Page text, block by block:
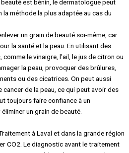
est bénin, le dermatologue peut
méthode la plus adaptée au cas du
un grain de beauté soi-même, car
la santé et la peau. En utilisant des
le vinaigre, l’ail, le jus de citron ou
la peau, provoquer des brûlures,
ou des cicatrices. On peut aussi
cancer de la peau, ce qui peut avoir des
toujours faire confiance à un
un grain de beauté.